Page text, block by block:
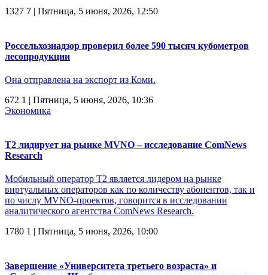
1327 7 | Пятница, 5 июня, 2026, 12:50
Россельхознадзор проверил более 590 тысяч кубометров
лесопродукции
Она отправлена на экспорт из Коми.
672 1 | Пятница, 5 июня, 2026, 10:36
Экономика
T2 лидирует на рынке MVNO – исследование ComNews
Research
Мобильный оператор Т2 является лидером на рынке
виртуальных операторов как по количеству абонентов, так и
по числу MVNO-проектов, говорится в исследовании
аналитического агентства ComNews Research.
1780 1 | Пятница, 5 июня, 2026, 10:00
Завершение «Университета третьего возраста» и